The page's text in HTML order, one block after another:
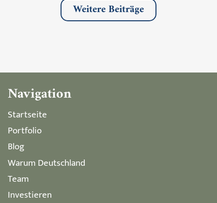
Weitere Beiträge
Navigation
Startseite
Portfolio
Blog
Warum Deutschland
Team
Investieren